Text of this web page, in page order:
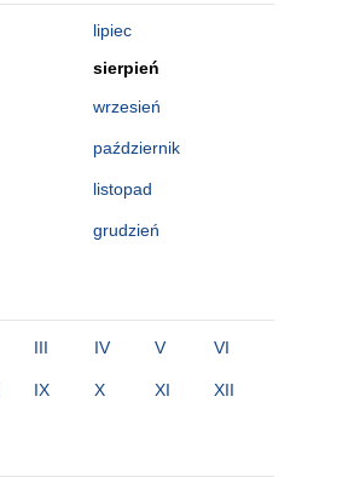
lipiec
sierpień
wrzesień
październik
listopad
grudzień
III IV V VI
IX X XI XII